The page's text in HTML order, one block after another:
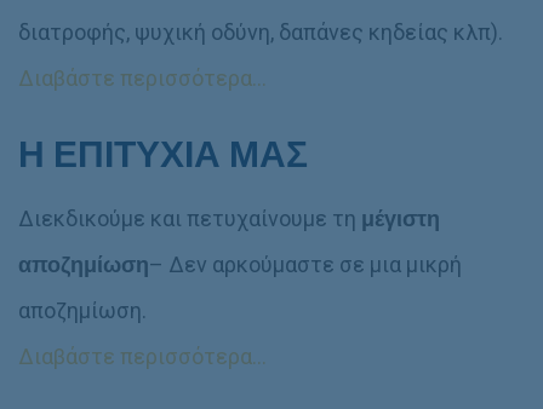
διατροφής, ψυχική οδύνη, δαπάνες κηδείας κλπ).
Διαβάστε περισσότερα…
Η ΕΠΙΤΥΧΙΑ ΜΑΣ
Διεκδικούμε και πετυχαίνουμε τη μέγιστη
αποζημίωση– Δεν αρκούμαστε σε μια μικρή
αποζημίωση.
Διαβάστε περισσότερα…